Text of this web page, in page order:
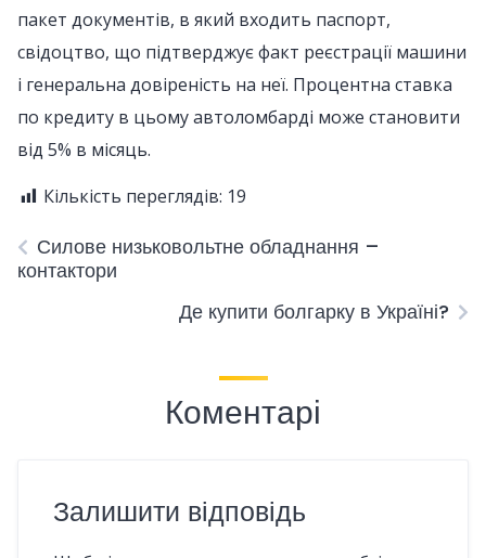
пакет документів, в який входить паспорт,
свідоцтво, що підтверджує факт реєстрації машини
і генеральна довіреність на неї. Процентна ставка
по кредиту в цьому автоломбарді може становити
від 5% в місяць.
Кількість переглядів: 19
Силове низьковольтне обладнання –
контактори
Де купити болгарку в Україні?
Коментарі
Залишити відповідь